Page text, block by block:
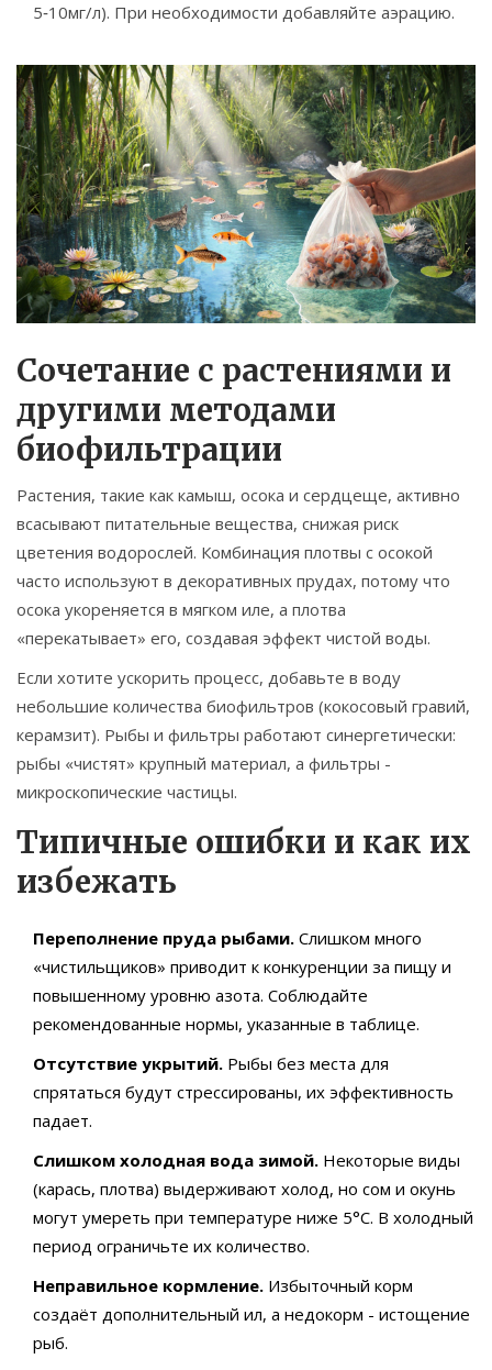
5‑10мг/л). При необходимости добавляйте аэрацию.
Сочетание с растениями и
другими методами
биофильтрации
Растения, такие как камыш, осока и сердцеще, активно
всасывают питательные вещества, снижая риск
цветения водорослей. Комбинация плотвы с осокой
часто используют в декоративных прудах, потому что
осока укореняется в мягком иле, а плотва
«перекатывает» его, создавая эффект чистой воды.
Если хотите ускорить процесс, добавьте в воду
небольшие количества биофильтров (кокосовый гравий,
керамзит). Рыбы и фильтры работают синергетически:
рыбы «чистят» крупный материал, а фильтры -
микроскопические частицы.
Типичные ошибки и как их
избежать
Переполнение пруда рыбами. Слишком много
«чистильщиков» приводит к конкуренции за пищу и
повышенному уровню азота. Соблюдайте
рекомендованные нормы, указанные в таблице.
Отсутствие укрытий. Рыбы без места для
спрятаться будут стрессированы, их эффективность
падает.
Слишком холодная вода зимой. Некоторые виды
(карась, плотва) выдерживают холод, но сом и окунь
могут умереть при температуре ниже 5°C. В холодный
период ограничьте их количество.
Неправильное кормление. Избыточный корм
создаёт дополнительный ил, а недокорм - истощение
рыб.